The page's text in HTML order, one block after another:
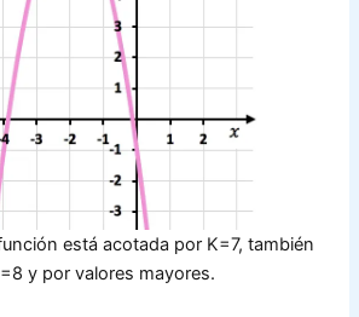
está acotada por K=7, también
y por valores mayores.